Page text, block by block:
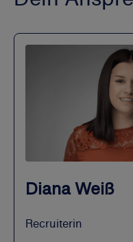
Diana Weiß
Recruiterin